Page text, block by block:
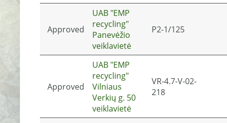
Approved
UAB "EMP
recycling"
Panevėžio
veiklavietė
P2-1/125
Approved
UAB "EMP
recycling"
Vilniaus
Verkių g. 50
veiklavietė
VR-4.7-V-02-
218